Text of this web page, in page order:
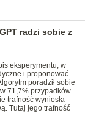
radzi sobie z
eksperymentu, w
i proponować
poradził sobie
71,7% przypadków.
trafność wyniosła
Tutaj jego trafność